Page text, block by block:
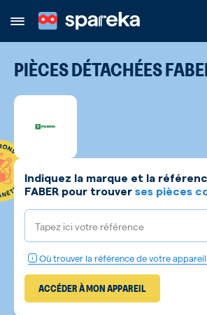
PIÈCES DÉTACHÉES
Indiquez la marque et la
FABER pour trouver ses pièces
Tapez ici votre référence
Où trouver la référence de votre appareil
ACCÉDER À MON APPAREIL